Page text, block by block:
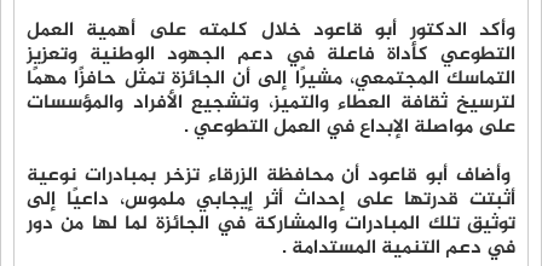
وأكد الدكتور أبو قاعود خلال كلمته على أهمية العمل
التطوعي كأداة فاعلة في دعم الجهود الوطنية وتعزيز
التماسك المجتمعي، مشيرًا إلى أن الجائزة تمثل حافزًا مهمًا
لترسيخ ثقافة العطاء والتميز، وتشجيع الأفراد والمؤسسات
على مواصلة الإبداع في العمل التطوعي .
وأضاف أبو قاعود أن محافظة الزرقاء تزخر بمبادرات نوعية
أثبتت قدرتها على إحداث أثر إيجابي ملموس، داعيًا إلى
توثيق تلك المبادرات والمشاركة في الجائزة لما لها من دور
في دعم التنمية المستدامة .